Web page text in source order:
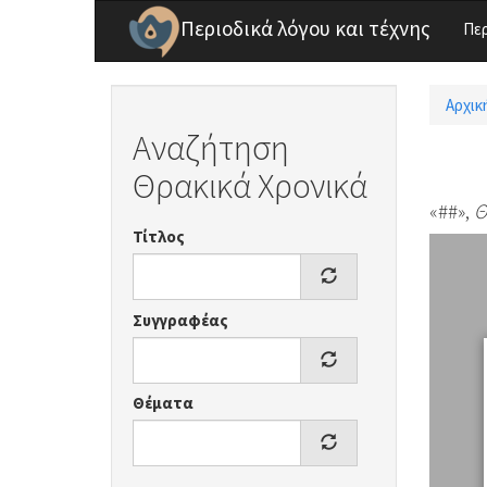
Παράκαμψη προς το κυρίως περιεχόμενο
Περιοδικά λόγου και τέχνης
Αναζήτηση
Θρακικά Χρονικά
Τίτλος
Συγγραφέας
Θέματα
«##»,